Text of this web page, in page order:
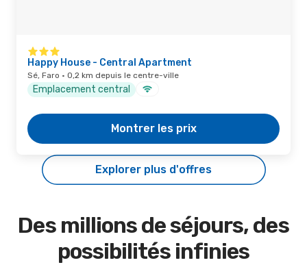
Happy House - Central Apartment
Sé, Faro · 0,2 km depuis le centre-ville
Emplacement central
Montrer les prix
Explorer plus d'offres
Des millions de séjours, des
possibilités infinies